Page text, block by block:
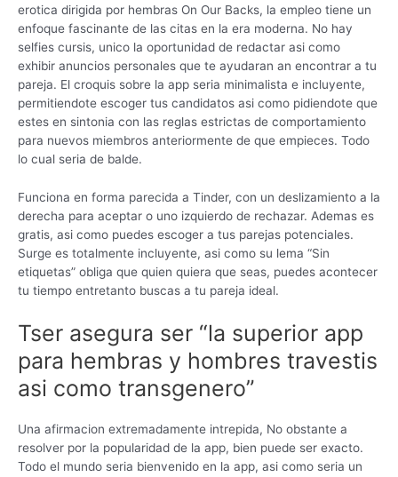
erotica dirigida por hembras On Our Backs, la empleo tiene un
enfoque fascinante de las citas en la era moderna. No hay
selfies cursis, unico la oportunidad de redactar asi­ como
exhibir anuncios personales que te ayudaran an encontrar a tu
pareja. El croquis sobre la app seri­a minimalista e incluyente,
permitiendote escoger tus candidatos asi­ como pidiendote que
estes en sintonia con las reglas estrictas de comportamiento
para nuevos miembros anteriormente de que empieces. Todo
lo cual seri­a de balde.
Funciona en forma parecida a Tinder, con un deslizamiento a la
derecha para aceptar o uno izquierdo de rechazar. Ademas es
gratis, asi­ como puedes escoger a tus parejas potenciales.
Surge es totalmente incluyente, asi­ como su lema “Sin
etiquetas” obliga que quien quiera que seas, puedes acontecer
tu tiempo entretanto buscas a tu pareja ideal.
Tser asegura ser “la superior app
para hembras y hombres travestis
asi­ como transgenero”
Una afirmacion extremadamente intrepida, No obstante a
resolver por la popularidad de la app, bien puede ser exacto.
Todo el mundo seri­a bienvenido en la app, asi­ como seri­a un